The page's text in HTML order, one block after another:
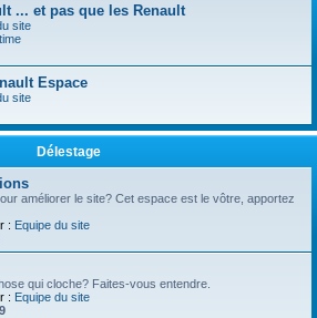
... et pas que les Renault
site
Espace
site
Délestage
améliorer le site? Cet espace est le vôtre, apportez
: Equipe du site
qui cloche? Faites-vous entendre.
: Equipe du site